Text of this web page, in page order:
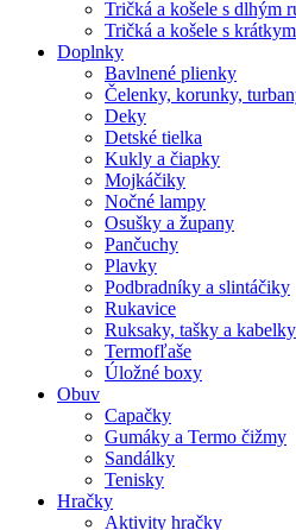
Tričká a košele s dlhým
Tričká a košele s
Doplnky
Bavlnené plienky
Čelenky, korunky,
Deky
Detské tielka
Kukly a čiapky
Mojkáčiky
Nočné lampy
Osušky a župany
Pančuchy
Plavky
Podbradníky a slintáčiky
Rukavice
Ruksaky, tašky a kabelky
Termofľaše
Úložné boxy
Obuv
Capačky
Gumáky a Termo čižmy
Sandálky
Tenisky
Hračky
Aktivity hračky